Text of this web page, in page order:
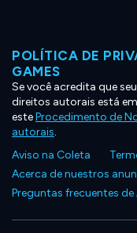
POLÍTICA DE
GAMES
Se você acredita que
direitos autorais está
esteProcedimento de
autorais.
Aviso na Coleta
Acerca de nuestros
Preguntas frecuentes